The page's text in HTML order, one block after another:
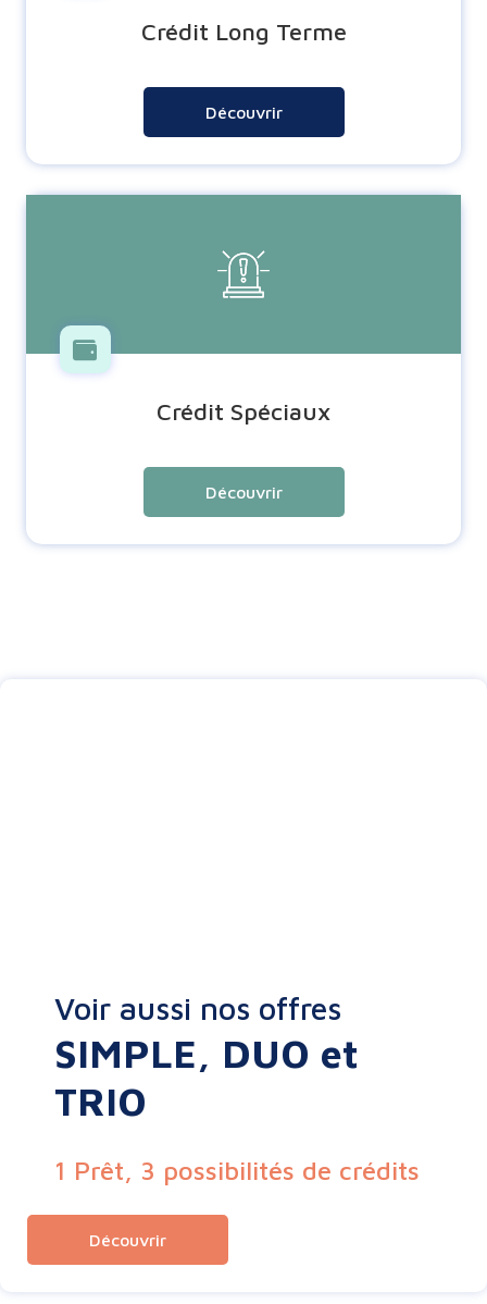
Crédit Long Terme
Découvrir
Crédit Spéciaux
Découvrir
Voir aussi nos offres
SIMPLE, DUO et
TRIO
1 Prêt, 3 possibilités de crédits
Découvrir